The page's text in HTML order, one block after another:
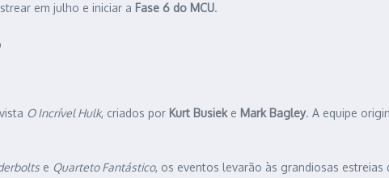
em julho e iniciar a Fase 6 do MCU.
O Incrível Hulk, criados por Kurt Busieke Mark Bagley. A equipe
e Quarteto Fantástico, os eventos levarão às grandiosas estreias